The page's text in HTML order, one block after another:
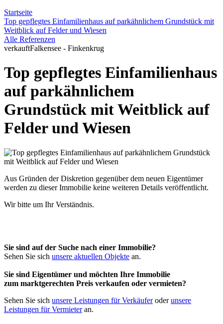
Startseite
Top gepflegtes Einfamilienhaus auf parkähnlichem Grundstück mit
Weitblick auf Felder und Wiesen
Alle Referenzen
verkauftFalkensee - Finkenkrug
Top gepflegtes Einfamilienhaus
auf parkähnlichem
Grundstück mit Weitblick auf
Felder und Wiesen
Aus Gründen der Diskretion gegenüber dem neuen Eigentümer
werden zu dieser Immobilie keine weiteren Details veröffentlicht.
Wir bitte um Ihr Verständnis.
Sie sind auf der Suche nach einer Immobilie?
Sehen Sie sich unsere aktuellen Objekte an.
Sie sind Eigentümer und möchten Ihre Immobilie
zum marktgerechten Preis verkaufen oder vermieten?
Sehen Sie sich unsere Leistungen für Verkäuferoderunsere
Leistungen für Vermieteran.